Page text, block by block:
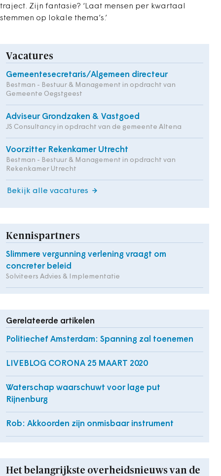
traject. Zijn fantasie? ‘Laat mensen per kwartaal
stemmen op lokale thema’s.’
Vacatures
Gemeentesecretaris/Algemeen directeur
Bestman - Bestuur & Management in opdracht van
Gemeente Oegstgeest
Adviseur Grondzaken & Vastgoed
JS Consultancy in opdracht van de gemeente Altena
Voorzitter Rekenkamer Utrecht
Bestman - Bestuur & Management in opdracht van
Rekenkamer Utrecht
Bekijk alle vacatures
Kennispartners
Slimmere vergunning verlening vraagt om
concreter beleid
Solviteers Advies & Implementatie
Gerelateerde artikelen
Politiechef Amsterdam: Spanning zal toenemen
LIVEBLOG CORONA 25 MAART 2020
Waterschap waarschuwt voor lage put
Rijnenburg
Rob: Akkoorden zijn onmisbaar instrument
Het belangrijkste overheidsnieuws van de